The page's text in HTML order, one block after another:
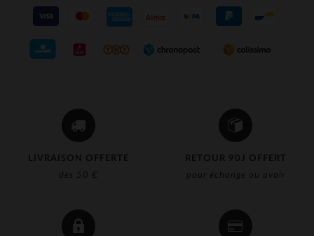
LIVRAISON OFFERTE
dès 50 €
RETOUR 90J OFFERT
pour échange ou avoir